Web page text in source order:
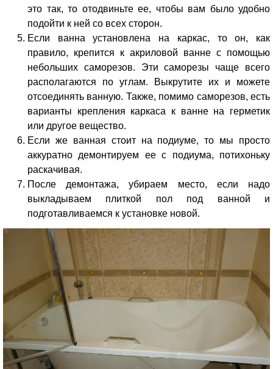
это так, то отодвиньте ее, чтобы вам было удобно
подойти к ней со всех сторон.
Если ванна установлена на каркас, то он, как
правило, крепится к акриловой ванне с помощью
небольших саморезов. Эти саморезы чаще всего
располагаются по углам. Выкрутите их и можете
отсоединять ванную. Также, помимо саморезов, есть
варианты крепления каркаса к ванне на герметик
или другое вещество.
Если же ванная стоит на подиуме, то мы просто
аккуратно демонтируем ее с подиума, потихоньку
раскачивая.
После демонтажа, убираем место, если надо
выкладываем плиткой пол под ванной и
подготавливаемся к установке новой.